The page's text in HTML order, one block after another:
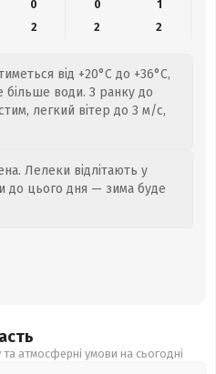
0 0
1
2 2 2
від +20°C до +36°C,
більше води. З ранку до
легкий вітер до 3 м/с,
Лелеки відлітають у
до цього дня — зима буде
атмосферні умови на сьогодні